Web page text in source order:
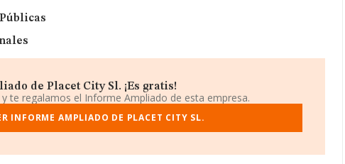
de Placet City Sl. ¡Es gratis!
te regalamos el Informe Ampliado de esta empresa.
INFORME AMPLIADO DE PLACET CITY SL.